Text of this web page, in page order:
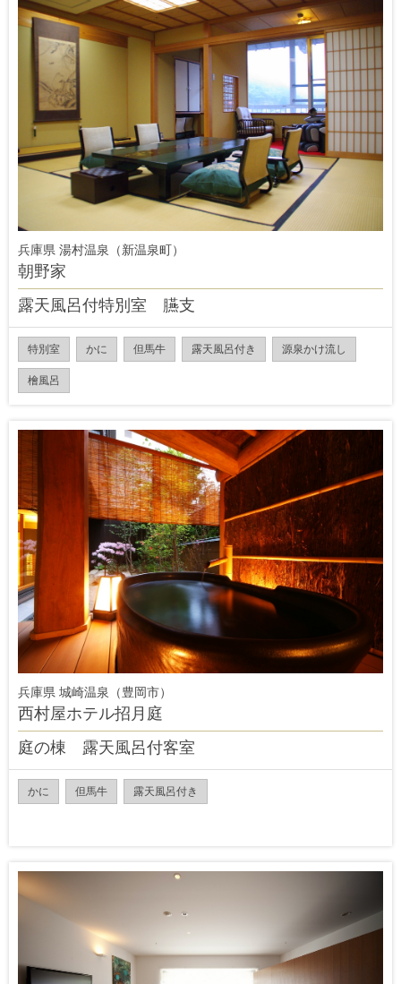
兵庫県 湯村温泉（新温泉町）
朝野家
露天風呂付特別室 臙支
特別室 かに 但馬牛 露天風呂付き 源泉かけ流し
檜風呂
兵庫県 城崎温泉（豊岡市）
西村屋ホテル招月庭
庭の棟 露天風呂付客室
かに 但馬牛 露天風呂付き